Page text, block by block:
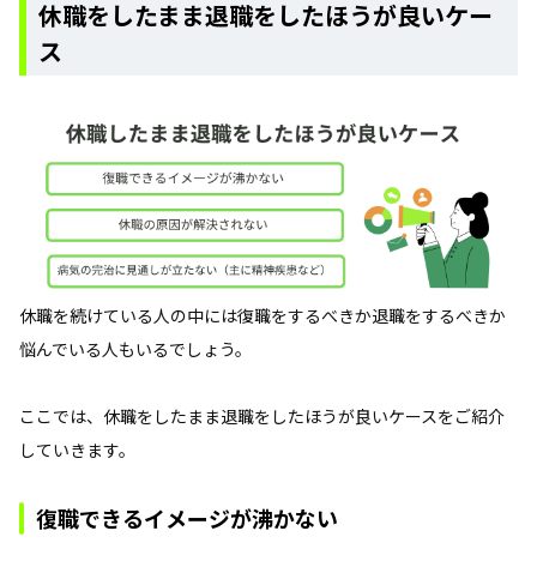
休職をしたまま退職をしたほうが良いケー
ス
休職を続けている人の中には復職をするべきか退職をするべきか
悩んでいる人もいるでしょう。
ここでは、休職をしたまま退職をしたほうが良いケースをご紹介
していきます。
復職できるイメージが沸かない